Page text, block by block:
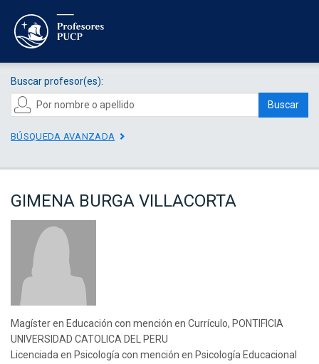
Buscar profesor(es):
Buscar
BÚSQUEDA AVANZADA
GIMENA BURGA VILLACORTA
Magíster en Educación con mención en Currículo, PONTIFICIA
UNIVERSIDAD CATOLICA DEL PERU
Licenciada en Psicología con mención en Psicología Educacional